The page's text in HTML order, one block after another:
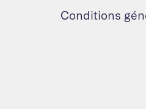
Conditions